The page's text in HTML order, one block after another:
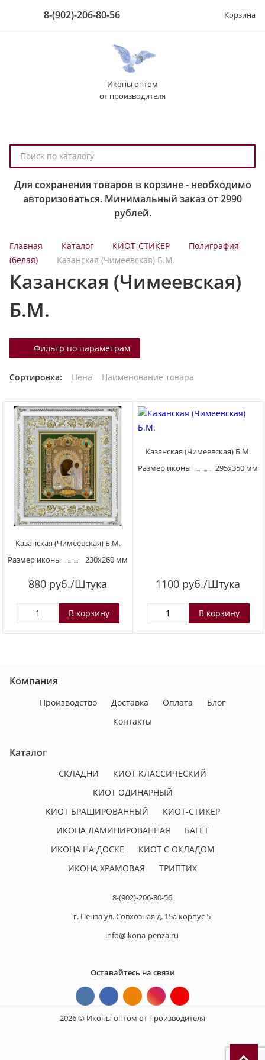
8-(902)-206-80-56 Корзина
Иконы оптом
от производителя
о
к
а
т
а
л
о
Для сохранения товаров в корзине - необходимо
авторизоваться. Минимальный заказ от 2990
рублей.
Главная Каталог КИОТ-СТИКЕР
Полиграфия
(белая)
Казанская (Чимеевская) Б.М.
Казанская (Чимеевская)
Б.М.
Фильтр по параметрам
Сортировка: Цена Наименование товара
Казанская (Чимеевская) Б.М.
Размер иконы
230х260 мм
880 руб./Штука
Казанская (Чимеевская) Б.М.
Размер иконы
295х350 мм
1100 руб./Штука
Компания
Производство Доставка Оплата
Блог
Контакты
Каталог
СКЛАДНИ
КИОТ КЛАССИЧЕСКИЙ
КИОТ ОДИНАРНЫЙ
КИОТ БРАШИРОВАННЫЙ
КИОТ-СТИКЕР
ИКОНА ЛАМИНИРОВАННАЯ
БАГЕТ
ИКОНА НА ДОСКЕ
КИОТ С ОКЛАДОМ
ИКОНА ХРАМОВАЯ
ТРИПТИХ
8-(902)-206-80-56
г. Пенза ул. Совхозная д. 15а корпус 5
info@ikona-penza.ru
Оставайтесь на связи
2026 © Иконы оптом от производителя